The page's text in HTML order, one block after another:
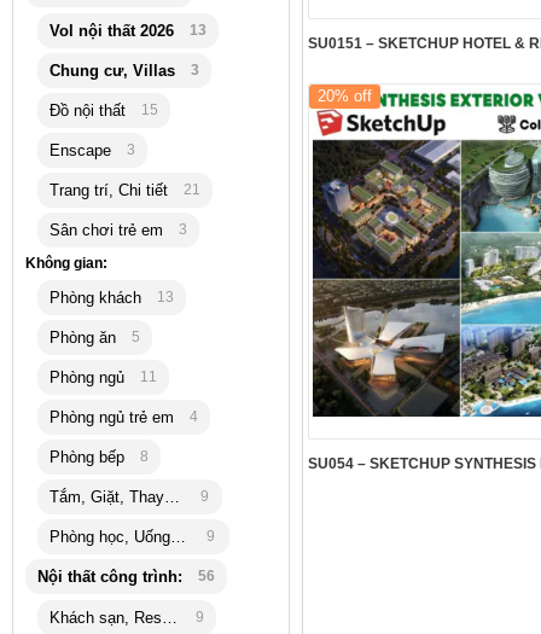
20% off
Vol nội thất 2026 13
Chung cư, Villas 3
Đồ nội thất 15
Enscape 3
Trang trí, Chi tiết 21
Sân chơi trẻ em
3
Không gian:
Phòng khách 13
Phòng ăn 5
Phòng ngủ 11
Phòng ngủ trẻ em 4
Phòng bếp 8
Tắm, Giặt, Thay đồ 9
Phòng học, Uống trà 9
Nội thất công trình: 56
Khách sạn, Resort 9